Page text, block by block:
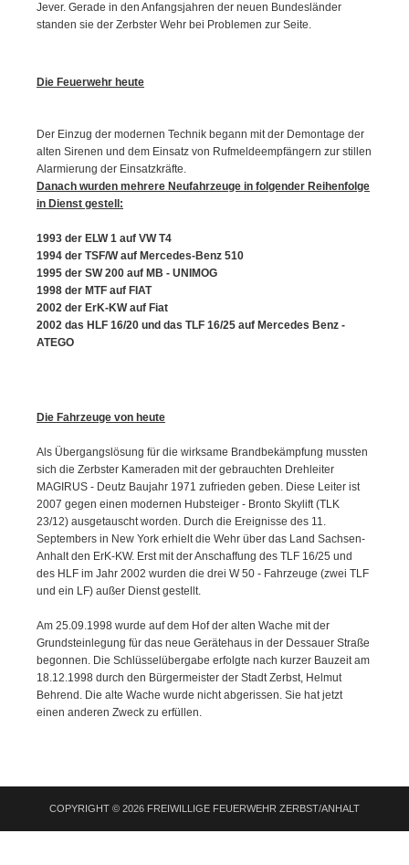
Jever. Gerade in den Anfangsjahren der neuen Bundesländer
standen sie der Zerbster Wehr bei Problemen zur Seite.
Die Feuerwehr heute
Der Einzug der modernen Technik begann mit der Demontage der
alten Sirenen und dem Einsatz von Rufmeldeempfängern zur stillen
Alarmierung der Einsatzkräfte.
Danach wurden mehrere Neufahrzeuge in folgender Reihenfolge
in Dienst gestell:
1993 der ELW 1 auf VW T4
1994 der TSF/W auf Mercedes-Benz 510
1995 der SW 200 auf MB - UNIMOG
1998 der MTF auf FIAT
2002 der ErK-KW auf Fiat
2002 das HLF 16/20 und das TLF 16/25 auf Mercedes Benz -
ATEGO
Die Fahrzeuge von heute
Als Übergangslösung für die wirksame Brandbekämpfung mussten
sich die Zerbster Kameraden mit der gebrauchten Drehleiter
MAGIRUS - Deutz Baujahr 1971 zufrieden geben. Diese Leiter ist
2007 gegen einen modernen Hubsteiger - Bronto Skylift (TLK
23/12) ausgetauscht worden. Durch die Ereignisse des 11.
Septembers in New York erhielt die Wehr über das Land Sachsen-
Anhalt den ErK-KW. Erst mit der Anschaffung des TLF 16/25 und
des HLF im Jahr 2002 wurden die drei W 50 - Fahrzeuge (zwei TLF
und ein LF) außer Dienst gestellt.
Am 25.09.1998 wurde auf dem Hof der alten Wache mit der
Grundsteinlegung für das neue Gerätehaus in der Dessauer Straße
begonnen. Die Schlüsselübergabe erfolgte nach kurzer Bauzeit am
18.12.1998 durch den Bürgermeister der Stadt Zerbst, Helmut
Behrend. Die alte Wache wurde nicht abgerissen. Sie hat jetzt
einen anderen Zweck zu erfüllen.
COPYRIGHT © 2026 FREIWILLIGE FEUERWEHR ZERBST/ANHALT